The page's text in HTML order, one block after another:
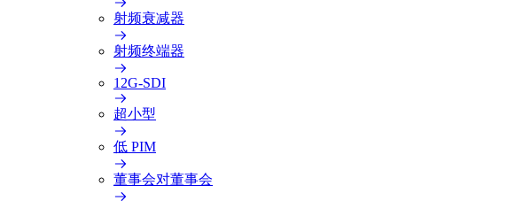
射频衰减器
射频终端器
12G-SDI
超小型
低 PIM
董事会对董事会